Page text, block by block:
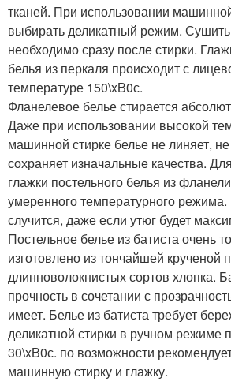
тканей. При использовании
выбирать деликатный режим. Сушить
необходимо сразу после стирки.
белья из перкаля происходит с
температуре 150\xB0с.
Фланелевое белье стирается
Даже при использовании высокой
машинной стирке белье не линяет,
сохраняет изначальные качества.
глажки постельного белья из
умеренного температурного
случится, даже если утюг будет
Постельное белье из батиста очень
изготовлено из тончайшей крученой
длинноволокнистых сортов хлопка.
прочность в сочетании с
имеет. Белье из батиста требует
деликатной стирки в ручном режиме
30\xB0с. по возможности
машинную стирку и глажку.